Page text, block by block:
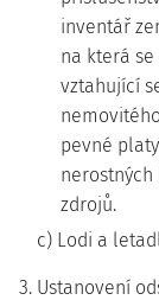
inventář
na která
vztahující
pevné
zdrojů.
c) Lodi a
3. Ustanovení